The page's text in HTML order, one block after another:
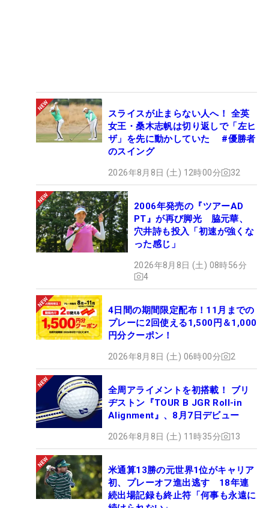
スライスが止まらない人へ！ 全英
女王・桑木志帆は切り返しで「左ヒ
ザ」を先に動かしていた #優勝者
のスイング
2026年8月8日 (土) 12時00分 32
2006年発売の『ツアーAD
PT』が再び脚光 脇元華、
穴井詩も投入「初速が強くな
った感じ」
2026年8月8日 (土) 08時56分
4
4日間の期間限定配布！11月までの
プレーに2回使える1,500円＆1,000
円分クーポン！
2026年8月8日 (土) 06時00分 2
全周アライメントを初搭載！ ブリ
ヂストン『TOUR B JGR Roll-in
Alignment』、8月7日デビュー
2026年8月8日 (土) 11時35分 13
米通算13勝の元世界1位がキャリア
初、プレーオフ進出逃す 18年連
続出場記録も終止符「何事も永遠に